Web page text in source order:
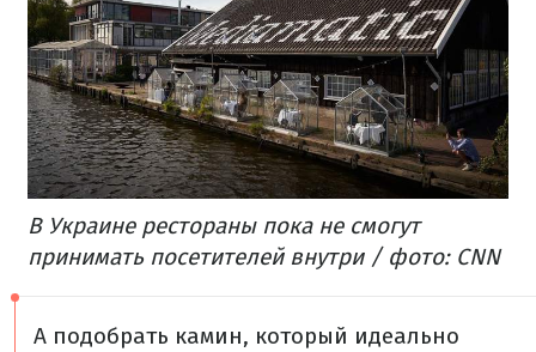
В Украине рестораны пока не смогут
принимать посетителей внутри / фото: CNN
А подобрать камин, который идеально